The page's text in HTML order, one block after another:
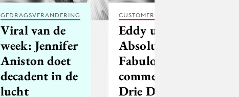
GEDRAGSVERANDERING
Viral van de
week: Jennifer
Aniston doet
decadent in de
lucht
CUSTOMER EXPERIENCE
Eddy uit
Absolutely
Fabulous in
commercial
Drie Dwaze